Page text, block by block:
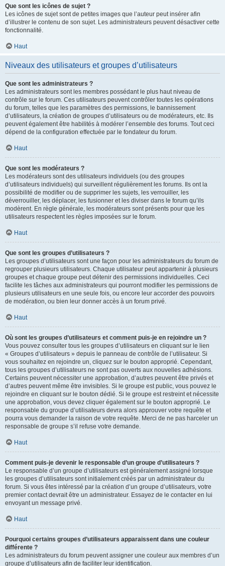
Que sont les icônes de sujet ?
Les icônes de sujet sont de petites images que l’auteur peut insérer afin
d’illustrer le contenu de son sujet. Les administrateurs peuvent désactiver cette
fonctionnalité.
Haut
Niveaux des utilisateurs et groupes d’utilisateurs
Que sont les administrateurs ?
Les administrateurs sont les membres possédant le plus haut niveau de
contrôle sur le forum. Ces utilisateurs peuvent contrôler toutes les opérations
du forum, telles que les paramètres des permissions, le bannissement
d’utilisateurs, la création de groupes d’utilisateurs ou de modérateurs, etc. Ils
peuvent également être habilités à modérer l’ensemble des forums. Tout ceci
dépend de la configuration effectuée par le fondateur du forum.
Haut
Que sont les modérateurs ?
Les modérateurs sont des utilisateurs individuels (ou des groupes
d’utilisateurs individuels) qui surveillent régulièrement les forums. Ils ont la
possibilité de modifier ou de supprimer les sujets, les verrouiller, les
déverrouiller, les déplacer, les fusionner et les diviser dans le forum qu’ils
modèrent. En règle générale, les modérateurs sont présents pour que les
utilisateurs respectent les règles imposées sur le forum.
Haut
Que sont les groupes d’utilisateurs ?
Les groupes d’utilisateurs sont une façon pour les administrateurs du forum de
regrouper plusieurs utilisateurs. Chaque utilisateur peut appartenir à plusieurs
groupes et chaque groupe peut détenir des permissions individuelles. Ceci
facilite les tâches aux administrateurs qui pourront modifier les permissions de
plusieurs utilisateurs en une seule fois, ou encore leur accorder des pouvoirs
de modération, ou bien leur donner accès à un forum privé.
Haut
Où sont les groupes d’utilisateurs et comment puis-je en rejoindre un ?
Vous pouvez consulter tous les groupes d’utilisateurs en cliquant sur le lien
« Groupes d’utilisateurs » depuis le panneau de contrôle de l’utilisateur. Si
vous souhaitez en rejoindre un, cliquez sur le bouton approprié. Cependant,
tous les groupes d’utilisateurs ne sont pas ouverts aux nouvelles adhésions.
Certains peuvent nécessiter une approbation, d’autres peuvent être privés et
d’autres peuvent même être invisibles. Si le groupe est public, vous pouvez le
rejoindre en cliquant sur le bouton dédié. Si le groupe est restreint et nécessite
une approbation, vous devez cliquer également sur le bouton approprié. Le
responsable du groupe d’utilisateurs devra alors approuver votre requête et
pourra vous demander la raison de votre requête. Merci de ne pas harceler un
responsable de groupe s’il refuse votre demande.
Haut
Comment puis-je devenir le responsable d’un groupe d’utilisateurs ?
Le responsable d’un groupe d’utilisateurs est généralement assigné lorsque
les groupes d’utilisateurs sont initialement créés par un administrateur du
forum. Si vous êtes intéressé par la création d’un groupe d’utilisateurs, votre
premier contact devrait être un administrateur. Essayez de le contacter en lui
envoyant un message privé.
Haut
Pourquoi certains groupes d’utilisateurs apparaissent dans une couleur
différente ?
Les administrateurs du forum peuvent assigner une couleur aux membres d’un
groupe d’utilisateurs afin de faciliter leur identification.